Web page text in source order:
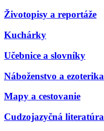
Životopisy a reportáže
Kuchárky
Učebnice a slovníky
Náboženstvo a ezoterika
Mapy a cestovanie
Cudzojazyčná literatúra